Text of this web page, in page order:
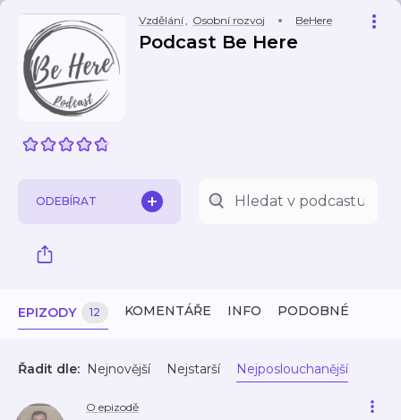
Vzdělání, Osobní rozvoj BeHere
Podcast Be Here
ODEBÍRAT
EPIZODY 12 KOMENTÁŘE INFO PODOBNÉ
Řadit dle: Nejnovější Nejstarší Nejposlouchanější
O epizodě